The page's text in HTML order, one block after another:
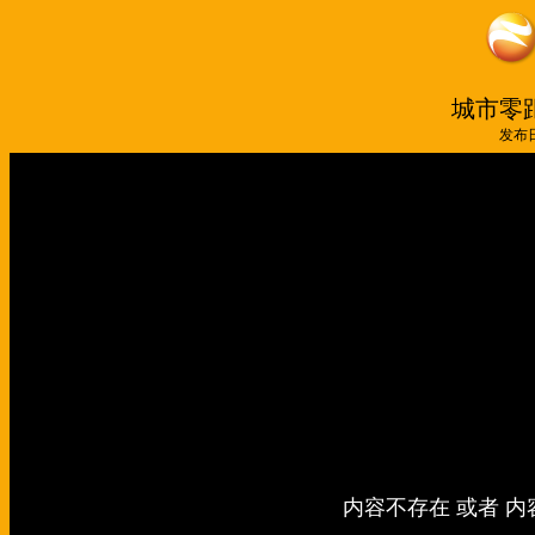
城市零
发布